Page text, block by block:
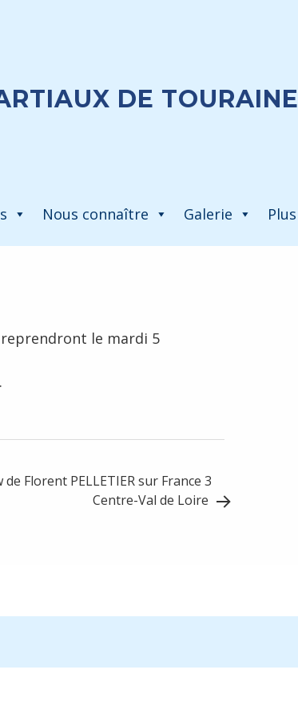
DE TOURAINE
Nous connaître Galerie Plus
le mardi 5
Florent PELLETIER sur France 3
Centre-Val de Loire